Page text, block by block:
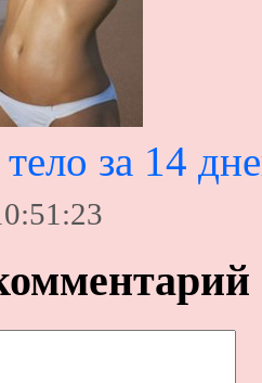
за 14